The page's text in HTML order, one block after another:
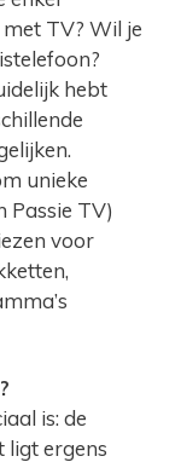
TV? Wil je
hebt
unieke
Passie TV)
voor
is: de
ligt ergens